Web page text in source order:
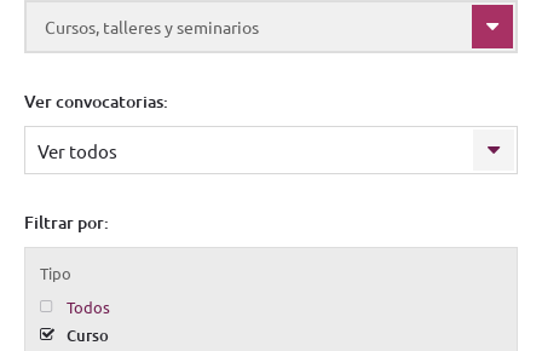
Cursos, talleres y seminarios
Ver convocatorias:
Ver todos
Filtrar por:
Tipo
Todos
Curso